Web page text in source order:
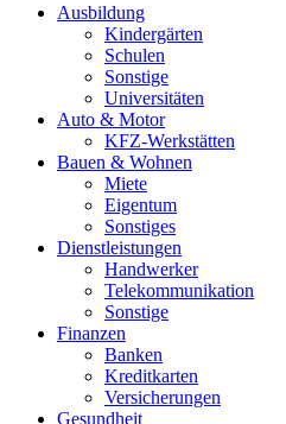
Ausbildung
Kindergärten
Schulen
Sonstige
Universitäten
Auto & Motor
KFZ-Werkstätten
Bauen & Wohnen
Miete
Eigentum
Sonstiges
Dienstleistungen
Handwerker
Telekommunikation
Sonstige
Finanzen
Banken
Kreditkarten
Versicherungen
Gesundheit